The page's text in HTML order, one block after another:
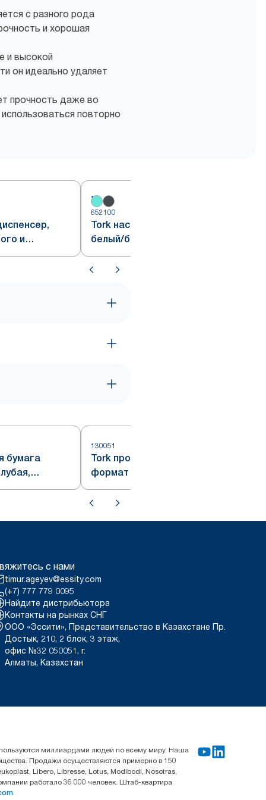
с разного рода
и хорошая
и высокой
он идеально удаляет
прочность даже во
повторно
и
система W1
652100
Tork настенный диспенсер,
белый/бирюзовый, система W1
бумага
130051
Tork протирочная бумага,
формат Plus, голубая, система
W1
с нами
timur.ageyev@essity.com
(+7) 777 779 0095
Найдите дистрибьютора
Контакты на рынках СНГ
ООО «Эссити», Представительство в Казахстане Пр.
Достык, 210, 2 блок, 3 этаж,
офис №32 050051, г.
Алматы, Казахстан
миллиардами людей по всему миру. Наша
Продажи осуществляются примерно в 150
Libero, Libresse, Lotus, Modibodi, Nosotras,
работало 36 000 человек. Штаб-квартира